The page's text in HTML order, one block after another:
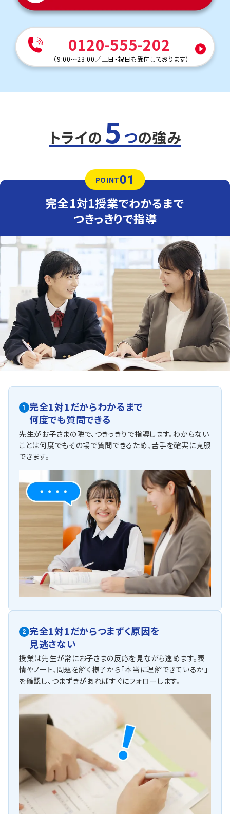
・公立高校入試対策コース
・私立高校入試対策コース
岡北中学校
れていますが、車での通塾を選ぶご家庭も多く、安心して通
数学（教科書：啓林館）
岡北中では定期テストは学校ワークや教科書から多く出題
されるため、テスト前は授業でもワークを徹底的に活用し
うになるまで丁寧に指導します。
英語（教科書：三省堂）
岡北中では定期テストは学校ワークや教科書から多く出題
されるため、テスト前は授業でもワークを徹底的に活用し
ます。間違えた問題は何度も解き直し、自分の力で解けるよ
うになるまで丁寧に指導します。
人気のコース
・定期テスト・内申点対策コース
・公立高校入試対策コース
・私立高校入試対策コース
他にも以下の学校に対応しています
操山中学校・大安寺中等教育学校・岡北中学校・高陽中学校・桜ヶ
丘中学校・備前中学校・瀬戸中学校・清心中学校・後楽館中学校な
ど
0120-555-202
（9:00～23:00 ／土日・祝日も受付しております）
トライの 5 つの強み
POINT01
完全1対1授業でわかるまで
つきっきりで指導
1
完全1対1だからわかるまで
何度でも質問できる
先生がお子さまの隣で、つきっきりで指導します。わからない
ことは何度でもその場で質問できるため、苦手を確実に克服
できます。
2 完全1対1だからつまずく原因を
見逃さない
授業は先生が常にお子さまの反応を見ながら進めます。表
情やノート、問題を解く様子から「本当に理解できているか」
を確認し、つまずきがあればすぐにフォローします。